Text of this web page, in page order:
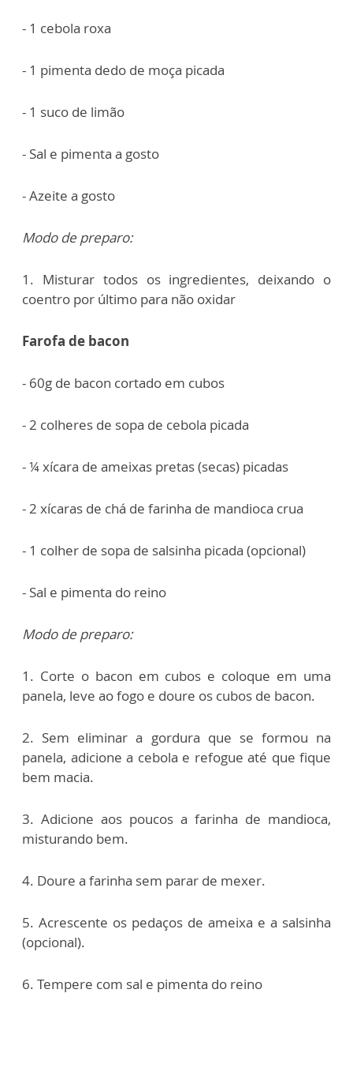
- 1 cebola roxa
- 1 pimenta dedo de moça picada
- 1 suco de limão
- Sal e pimenta a gosto
- Azeite a gosto
Modo de preparo:
1. Misturar todos os ingredientes, deixando o
coentro por último para não oxidar
Farofa de bacon
- 60g de bacon cortado em cubos
- 2 colheres de sopa de cebola picada
- ¼ xícara de ameixas pretas (secas) picadas
- 2 xícaras de chá de farinha de mandioca crua
- 1 colher de sopa de salsinha picada (opcional)
- Sal e pimenta do reino
Modo de preparo:
1. Corte o bacon em cubos e coloque em uma
panela, leve ao fogo e doure os cubos de bacon.
2. Sem eliminar a gordura que se formou na
panela, adicione a cebola e refogue até que fique
bem macia.
3. Adicione aos poucos a farinha de mandioca,
misturando bem.
4. Doure a farinha sem parar de mexer.
5. Acrescente os pedaços de ameixa e a salsinha
(opcional).
6. Tempere com sal e pimenta do reino